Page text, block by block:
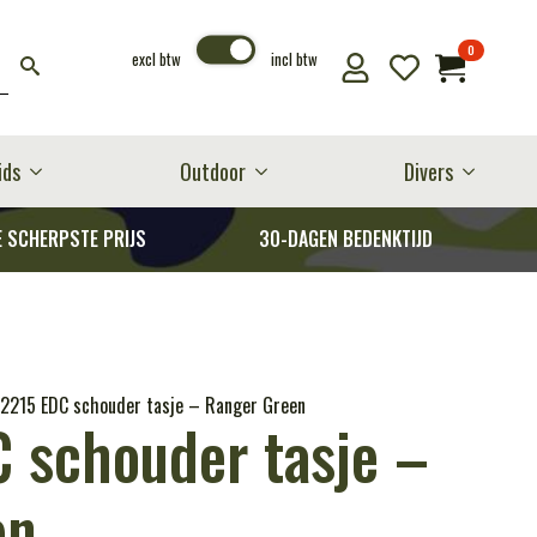
excl btw incl btw 0
Outdoor Divers
SCHERPSTE PRIJS 30-DAGEN BEDENKTIJD
EDC schouder tasje – Ranger Green
schouder tasje –